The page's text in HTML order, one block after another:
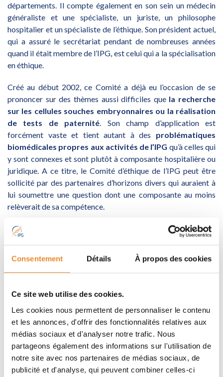
Consentement Détails À propos des cookies
Ce site web utilise des cookies.
Les cookies nous permettent de personnaliser le contenu
et les annonces, d'offrir des fonctionnalités relatives aux
médias sociaux et d'analyser notre trafic. Nous
partageons également des informations sur l'utilisation de
notre site avec nos partenaires de médias sociaux, de
publicité et d'analyse, qui peuvent combiner celles-ci
départements. Il compte également en son sein un médecin
généraliste et une spécialiste, un juriste, un philosophe
hospitalier et un spécialiste de l’éthique. Son président actuel,
qui a assuré le secrétariat pendant de nombreuses années
quand il était membre de l’IPG, est celui qui a la spécialisation
en éthique.
Créé au début 2002, ce Comité a déjà eu l’occasion de se
prononcer sur des thèmes aussi difficiles quela recherche
sur les cellules souches embryonnaires ou la réalisation
de tests de paternité. Son champ d’application est
forcément vaste et tient autant à des problématiques
biomédicales propres aux activités de l’IPG qu’à celles qui
y sont connexes et sont plutôt à composante hospitalière ou
juridique. A ce titre, le Comité d’éthique de l’IPG peut être
sollicité par des partenaires d’horizons divers qui auraient à
lui soumettre une question dont une composante au moins
relèverait de sa compétence.
Membres internes
M. Sébastien VIDREQUIN (expert scientifique IPG)
Dr Anne DESTREE (médecin généticien IPG)
anatomopathologiste IPG)
M. Frédéric CAVALLIN (référent risques chimiques IPG)
Dr Dominique ROLAND (médecin généticien IPG)
Dr Julie DESIR (médecin généticien IPG)
M. Olivier MONESTIER (expert scientifique IPG)
Mme Valérie ZEEBROECK, secrétaire du Comité.